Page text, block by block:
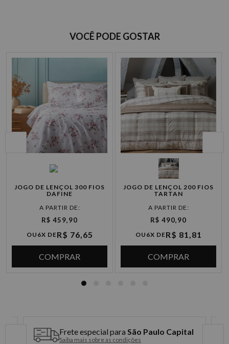
Opções de Parcelamento
Cartão de
à vista R$ 479,90
2x de R$ 239,95 sem juros
4x de R$ 119,97 sem juros
VOCÊ PODE GOSTAR
JOGO DE LENÇOL 300 FIOS
DAFINE
R$ 459,90
OU 6X DER$ 76,65
COMPRAR
JOGO DE LENÇOL 200 FIOS
TARTAN
R$ 490,90
OU 6X DER$ 81,81
COMPRAR
Frete especial para São Paulo Capital
Saiba mais sobre as condições